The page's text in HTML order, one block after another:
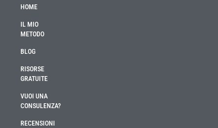
HOME
IL MIO
METODO
BLOG
RISORSE
GRATUITE
VUOI UNA
CONSULENZA?
RECENSIONI